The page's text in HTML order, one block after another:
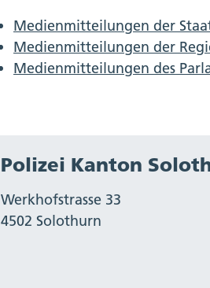
Medienmitteilungen der
Medienmitteilungen der
Medienmitteilungen des
Polizei Kanton
Werkhofstrasse 33
4502 Solothurn